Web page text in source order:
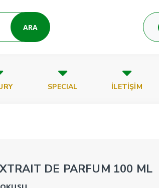
ARA
SPECIAL İLETİŞİM
DE PARFUM 100 ML